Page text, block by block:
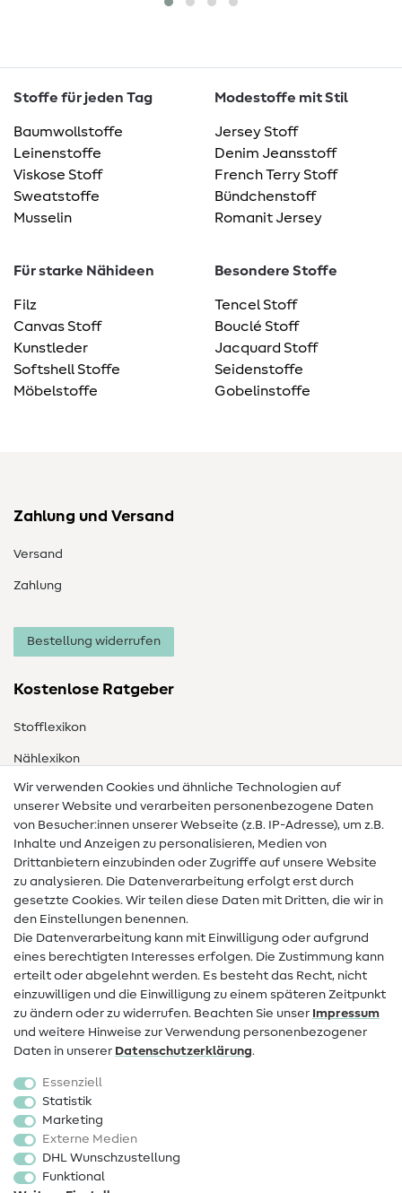
Stoffe für jeden Tag
Baumwollstoffe
Leinenstoffe
Viskose Stoff
Sweatstoffe
Musselin
Modestoffe mit Stil
Jersey Stoff
Denim Jeansstoff
French Terry Stoff
Bündchenstoff
Romanit Jersey
Für starke Nähideen
Filz
Canvas Stoff
Kunstleder
Softshell Stoffe
Möbelstoffe
Besondere Stoffe
Tencel Stoff
Bouclé Stoff
Jacquard Stoff
Seidenstoffe
Gobelinstoffe
Zahlung und Versand
Versand
Zahlung
Bestellung widerrufen
Kostenlose Ratgeber
Stofflexikon
Nählexikon
Nähanleitungen
Hilfe & Kontakt
Kontakt
Infos zum Betreiberwechsel
Widerrufsrecht
Beliebt
Stoffe
Sale
Schnittmuster
Wir verwenden Cookies und ähnliche Technologien auf
unserer Website und verarbeiten personenbezogene Daten
von Besucher:innen unserer Webseite (z.B. IP-Adresse), um z.B.
Inhalte und Anzeigen zu personalisieren, Medien von
Drittanbietern einzubinden oder Zugriffe auf unsere Website
zu analysieren. Die Datenverarbeitung erfolgt erst durch
gesetzte Cookies. Wir teilen diese Daten mit Dritten, die wir in
den Einstellungen benennen.
Die Datenverarbeitung kann mit Einwilligung oder aufgrund
eines berechtigten Interesses erfolgen. Die Zustimmung kann
erteilt oder abgelehnt werden. Es besteht das Recht, nicht
einzuwilligen und die Einwilligung zu einem späteren Zeitpunkt
zu ändern oder zu widerrufen. Beachten Sie unser Impressum
und weitere Hinweise zur Verwendung personenbezogener
Daten in unserer Daten­schutz­erklärung.
Essenziell
Statistik
Marketing
Externe Medien
DHL Wunschzustellung
Funktional